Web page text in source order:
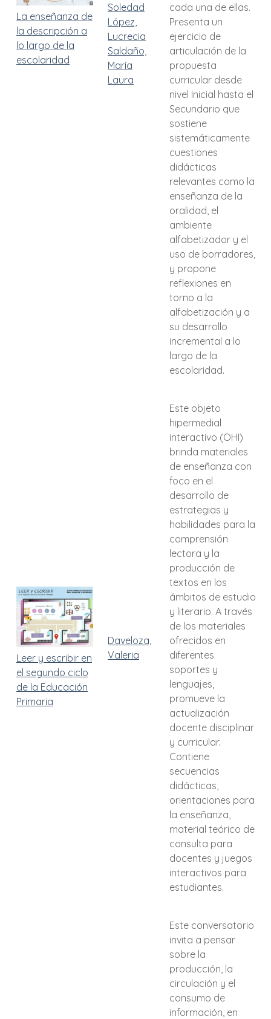
La enseñanza de
la descripción a
lo largo de la
escolaridad
Soledad
López,
Lucrecia
Saldaño,
María
Laura
cada una de ellas.
Presenta un
ejercicio de
articulación de la
propuesta
curricular desde
nivel Inicial hasta el
Secundario que
sostiene
sistemáticamente
cuestiones
didácticas
relevantes como la
enseñanza de la
oralidad, el
ambiente
alfabetizador y el
uso de borradores,
y propone
reflexiones en
torno a la
alfabetización y a
su desarrollo
incremental a lo
largo de la
escolaridad.
Leer y escribir en
el segundo ciclo
de la Educación
Primaria
Daveloza,
Valeria
Este objeto
hipermedial
interactivo (OHI)
brinda materiales
de enseñanza con
foco en el
desarrollo de
estrategias y
habilidades para la
comprensión
lectora y la
producción de
textos en los
ámbitos de estudio
y literario. A través
de los materiales
ofrecidos en
diferentes
soportes y
lenguajes,
promueve la
actualización
docente disciplinar
y curricular.
Contiene
secuencias
didácticas,
orientaciones para
la enseñanza,
material teórico de
consulta para
docentes y juegos
interactivos para
estudiantes.
Este conversatorio
invita a pensar
sobre la
producción, la
circulación y el
consumo de
información, en